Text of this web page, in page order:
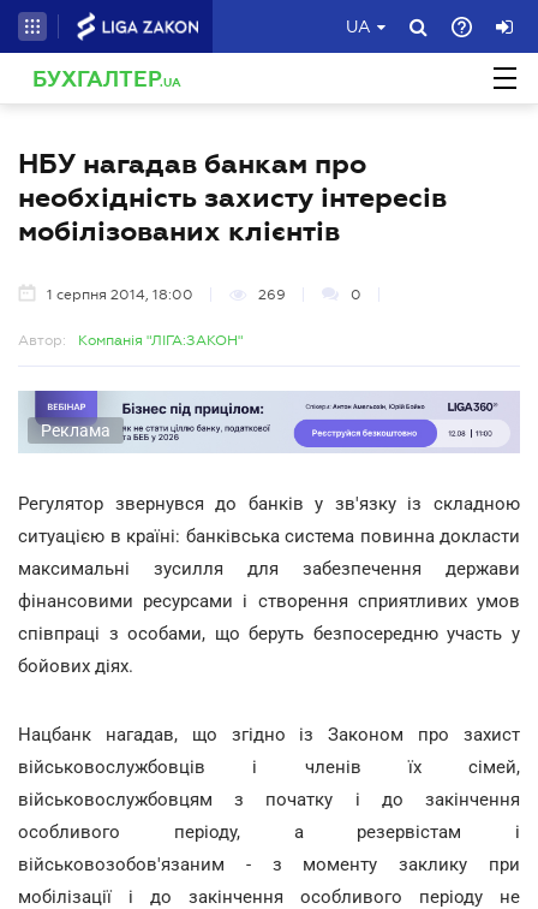
UA
БУХГАЛТЕР.UA
НБУ нагадав банкам про
необхідність захисту інтересів
мобілізованих клієнтів
1 серпня 2014, 18:00 269 0
Автор: Компанія "ЛІГА:ЗАКОН"
Реклама
Регулятор звернувся до банків у зв'язку із складною
ситуацією в країні: банківська система повинна докласти
максимальні зусилля для забезпечення держави
фінансовими ресурсами і створення сприятливих умов
співпраці з особами, що беруть безпосередню участь у
бойових діях.
Нацбанк нагадав, що згідно із Законом про захист
військовослужбовців і членів їх сімей,
військовослужбовцям з початку і до закінчення
особливого періоду, а резервістам і
військовозобов'язаним - з моменту заклику при
мобілізації і до закінчення особливого періоду не